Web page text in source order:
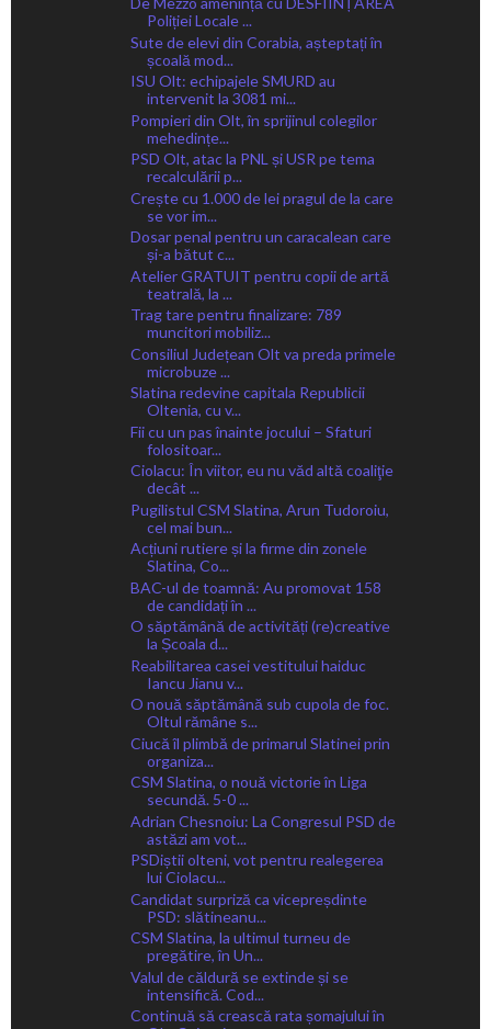
Poliției Locale ...
Sute de elevi din Corabia, așteptați în
școală mod...
ISU Olt: echipajele SMURD au
intervenit la 3081 mi...
Pompieri din Olt, în sprijinul colegilor
mehedințe...
PSD Olt, atac la PNL și USR pe tema
recalculării p...
Crește cu 1.000 de lei pragul de la care
se vor im...
Dosar penal pentru un caracalean care
și-a bătut c...
Atelier GRATUIT pentru copii de artă
teatrală, la ...
Trag tare pentru finalizare: 789
muncitori mobiliz...
Consiliul Județean Olt va preda primele
microbuze ...
Slatina redevine capitala Republicii
Oltenia, cu v...
Fii cu un pas înainte jocului – Sfaturi
folositoar...
Ciolacu: În viitor, eu nu văd altă coaliţie
decât ...
Pugilistul CSM Slatina, Arun Tudoroiu,
cel mai bun...
Acțiuni rutiere și la firme din zonele
Slatina, Co...
BAC-ul de toamnă: Au promovat 158
de candidați în ...
O săptămână de activități (re)creative
la Școala d...
Reabilitarea casei vestitului haiduc
Iancu Jianu v...
O nouă săptămână sub cupola de foc.
Oltul rămâne s...
Ciucă îl plimbă de primarul Slatinei prin
organiza...
CSM Slatina, o nouă victorie în Liga
secundă. 5-0 ...
Adrian Chesnoiu: La Congresul PSD de
astăzi am vot...
PSDiștii olteni, vot pentru realegerea
lui Ciolacu...
Candidat surpriză ca vicepreșdinte
PSD: slătineanu...
CSM Slatina, la ultimul turneu de
pregătire, în Un...
Valul de căldură se extinde și se
intensifică. Cod...
Continuă să crească rata șomajului în